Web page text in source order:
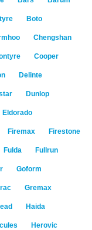
Boto
Chengshan
Cooper
Delinte
Dunlop
Eldorado
Firemax Firestone
Fulda Fullrun
Goform
Gremax
Haida
Herovic